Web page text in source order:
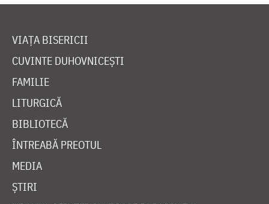
VIAȚA BISERICII
CUVINTE DUHOVNICEȘTI
FAMILIE
LITURGICĂ
BIBLIOTECĂ
ÎNTREABĂ PREOTUL
MEDIA
ȘTIRI